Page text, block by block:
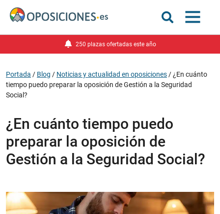
250 plazas ofertadas este año
Portada / Blog / Noticias y actualidad en oposiciones / ¿En cuánto
tiempo puedo preparar la oposición de Gestión a la Seguridad
Social?
¿En cuánto tiempo puedo
preparar la oposición de
Gestión a la Seguridad Social?